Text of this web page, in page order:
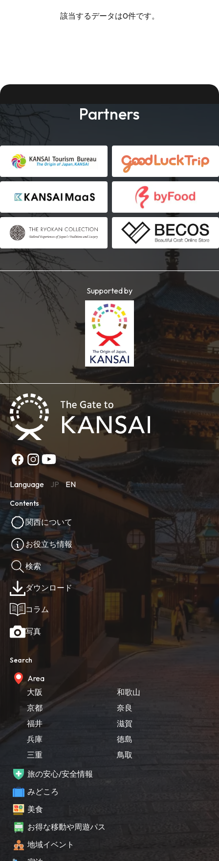
該当するデータは0件です。
Partners
Supported by
Language JP EN
Contents
関西について
お役立ち情報
検索
ダウンロード
コラム
写真
Search
Area
大阪
京都
福井
兵庫
三重
和歌山
奈良
滋賀
徳島
鳥取
旅の安心/安全情報
みどころ
美食
お得な移動や周遊パス
地域イベント